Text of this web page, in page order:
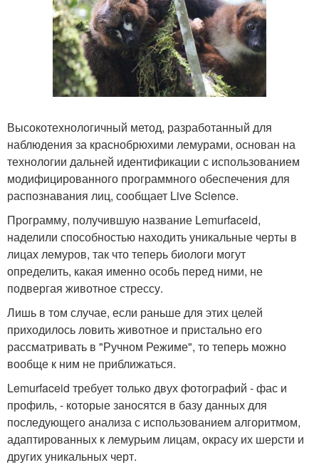
Высокотехнологичный метод, разработанный для
наблюдения за краснобрюхими лемурами, основан на
технологии дальней идентификации с использованием
модифицированного программного обеспечения для
распознавания лиц, сообщает Live Science.
Программу, получившую название Lemurfaceid,
наделили способностью находить уникальные черты в
лицах лемуров, так что теперь биологи могут
определить, какая именно особь перед ними, не
подвергая животное стрессу.
Лишь в том случае, если раньше для этих целей
приходилось ловить животное и пристально его
рассматривать в "Ручном Режиме", то теперь можно
вообще к ним не приближаться.
Lemurfaceid требует только двух фотографий - фас и
профиль, - которые заносятся в базу данных для
последующего анализа с использованием алгоритмом,
адаптированных к лемурьим лицам, окрасу их шерсти и
других уникальных черт.